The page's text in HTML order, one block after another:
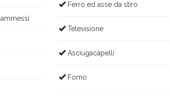
Ferro ed asse da stiro
Televisione
Asciugacapelli
Forno